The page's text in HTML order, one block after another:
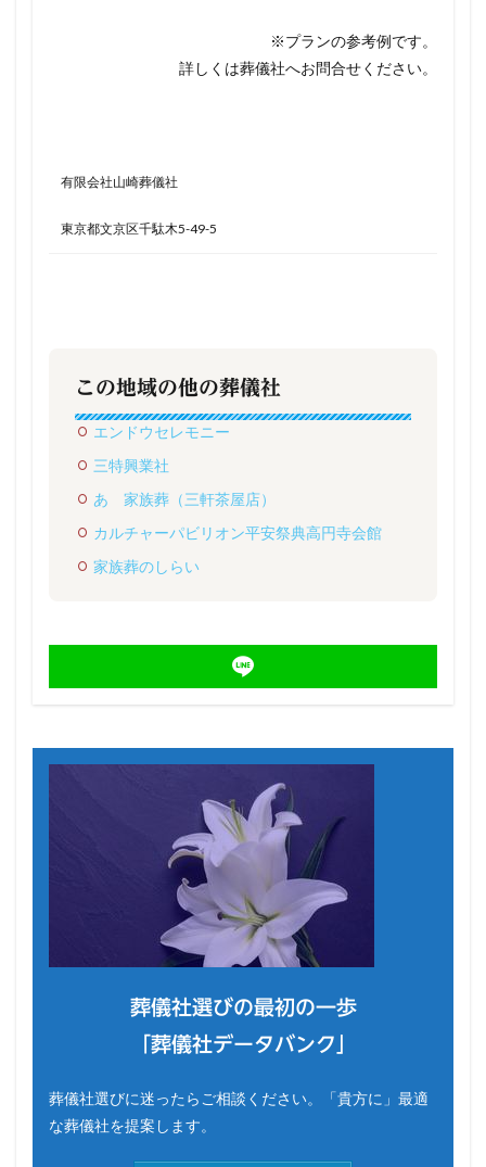
※プランの参考例です。
詳しくは葬儀社へお問合せください。
有限会社山崎葬儀社
東京都文京区千駄木5-49-5
この地域の他の葬儀社
エンドウセレモニー
三特興業社
あゝ家族葬（三軒茶屋店）
カルチャーパビリオン平安祭典高円寺会館
家族葬のしらい
葬儀社選びの最初の一歩
「葬儀社データバンク」
葬儀社選びに迷ったらご相談ください。「貴方に」最適
な葬儀社を提案します。